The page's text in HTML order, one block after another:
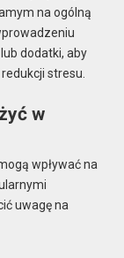
na ogólną
dodatki, aby
stresu.
w
wpływać na
uwagę na